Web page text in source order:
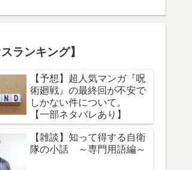
スランキング】
【予想】超人気マンガ『呪
術廻戦』の最終回が不安で
しかない件について。
【一部ネタバレあり】
【雑談】知って得する自衛
隊の小話 ～専門用語編～